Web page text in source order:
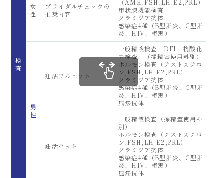
検
査
女
性
ブライダルチェックの
推奨内容
（AMH,FSH,LH,E2,PRL）
甲状腺機能検査
クラミジア抗体
感染症4種（B型肝炎、C型肝
炎、HIV、梅毒）
男
性
妊活フルセット
一般精液検査＋DFI＋抗酸化
力検査、（採精室使用料別）
ホルモン検査（テストステロ
ン,FSH,LH,E2,PRL）
クラミジア抗体
感染症4種（B型肝炎、C型肝
炎、HIV、梅毒）
風疹抗体
妊活セット
一般精液検査（採精室使用料
別）
ホルモン検査（テストステロ
ン,FSH,LH,E2,PRL）
クラミジア抗体
感染症4種（B型肝炎、C型肝
炎、HIV、梅毒）
風疹抗体